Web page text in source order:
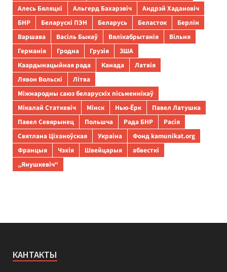
Алесь Бяляцкі
Альгерд Бахарэвіч
Андрэй Хадановіч
БНР
Беларускі ПЭН Беларусь Беласток
Берлін
Варшава
Васіль Быкаў Вялікабрытанія
Вільня
Германія
Гродна Грузія
ЗША
Каардынацыйная рада
Канада
Латвія
Лявон Вольскі
Літва
Міжнародны саюз беларускіх пісьменнікаў
Мікалай Статкевіч
Мінск Нью-Ёрк
Павел Латушка
Павел Севярынец
Польшча Рада БНР
Расія
Святлана Ціханоўская
Украіна
Фонд kamunikat.org
Францыя
Чэхія Швейцарыя
абвесткі
„Янушкевіч“
КАНТАКТЫ